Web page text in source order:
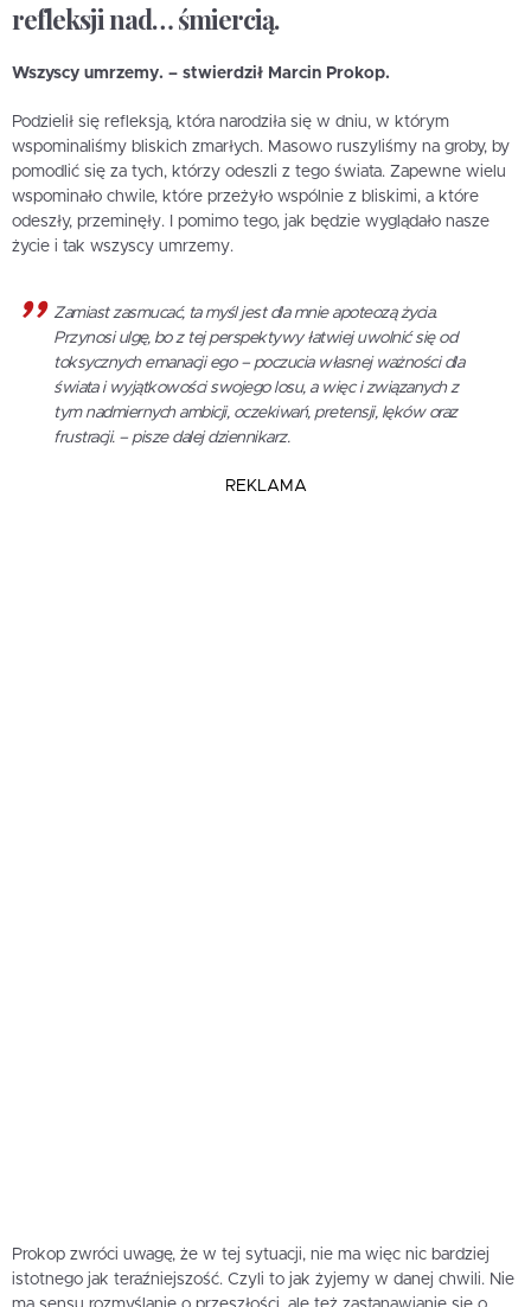
refleksji nad… śmiercią.
Wszyscy umrzemy. – stwierdził Marcin Prokop.
Podzielił się refleksją, która narodziła się w dniu, w którym
wspominaliśmy bliskich zmarłych. Masowo ruszyliśmy na groby, by
pomodlić się za tych, którzy odeszli z tego świata. Zapewne wielu
wspominało chwile, które przeżyło wspólnie z bliskimi, a które
odeszły, przeminęły. I pomimo tego, jak będzie wyglądało nasze
życie i tak wszyscy umrzemy.
Zamiast zasmucać, ta myśl jest dla mnie apoteozą życia.
Przynosi ulgę, bo z tej perspektywy łatwiej uwolnić się od
toksycznych emanacji ego – poczucia własnej ważności dla
świata i wyjątkowości swojego losu, a więc i związanych z
tym nadmiernych ambicji, oczekiwań, pretensji, lęków oraz
frustracji. – pisze dalej dziennikarz.
REKLAMA
Prokop zwróci uwagę, że w tej sytuacji, nie ma więc nic bardziej
istotnego jak teraźniejszość. Czyli to jak żyjemy w danej chwili. Nie